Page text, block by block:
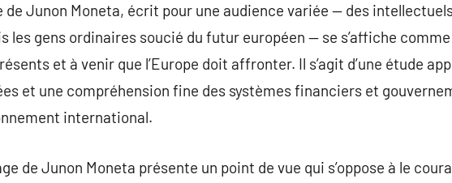
de Junon Moneta, écrit pour une audience variée — des
les gens ordinaires soucié du futur européen — se s’affiche
et à venir que l’Europe doit affronter. Il s’agit d’une étude
et une compréhension fine des systèmes financiers et
international.
de Junon Moneta présente un point de vue qui s’oppose à le